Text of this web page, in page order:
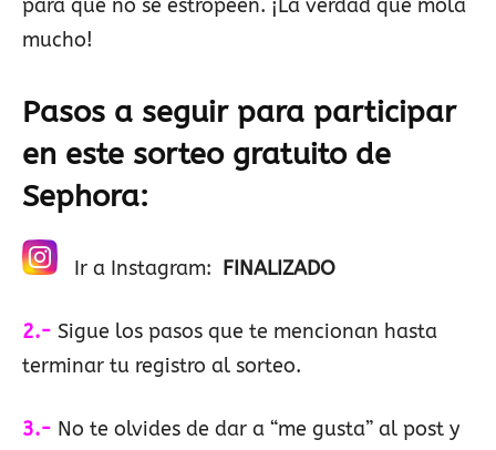
para que no se estropeen. ¡La verdad que mola
mucho!
Pasos a seguir para participar
en este sorteo gratuito de
Sephora:
Ir a Instagram: FINALIZADO
2.- Sigue los pasos que te mencionan hasta
terminar tu registro al sorteo.
3.- No te olvides de dar a “me gusta” al post y